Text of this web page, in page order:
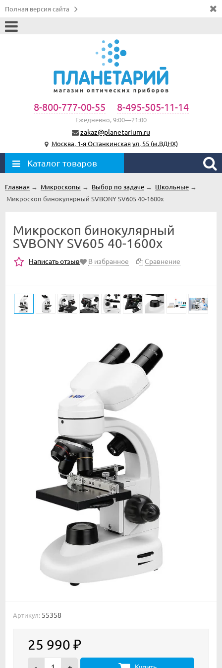
Полная версия сайта
8-800-777-00-55 8-495-505-11-14
Ежедневно, 9:00—21:00
zakaz@planetarium.ru
Москва, 1-я Останкинская ул, 55 (м.ВДНХ)
Каталог товаров
Главная → Микроскопы → Выбор по задаче → Школьные →
Микроскоп бинокулярный SVBONY SV605 40-1600х
Микроскоп бинокулярный
SVBONY SV605 40-1600х
Написать отзыв В избранное Сравнение
Артикул: 55358
25 990 ₽